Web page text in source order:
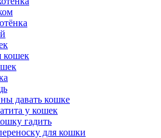
кошек
давать кошке
у кошек
гадить
для кошки